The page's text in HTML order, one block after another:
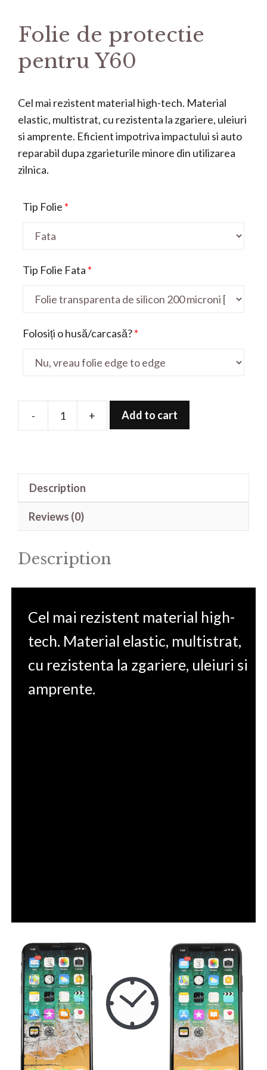
Folie de protectie
pentru Y60
Cel mai rezistent material high-tech. Material
elastic, multistrat, cu rezistenta la zgariere, uleiuri
si amprente. Eficient impotriva impactului si auto
reparabil dupa zgarieturile minore din utilizarea
zilnica.
Tip Folie *
Tip Folie Fata *
Folosiți o husă/carcasă?*
-
Folie
+ Add to cart
Description
Reviews (0)
Description
Cel mai rezistent material high-
tech. Material elastic, multistrat,
cu rezistenta la zgariere, uleiuri si
amprente.